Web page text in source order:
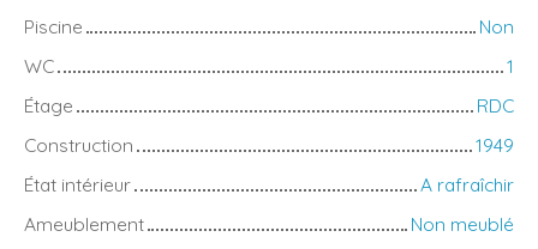
Piscine
Non
WC
1
Étage
RDC
Construction
1949
État intérieur
A rafraîchir
Ameublement
Non meublé